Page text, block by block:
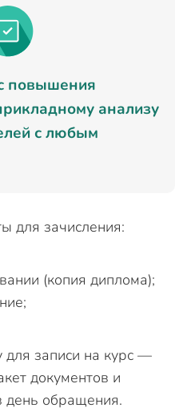
повышения
анализу
с любым
для зачисления:
(копия диплома);
для записи на курс —
документов и
день обращения.